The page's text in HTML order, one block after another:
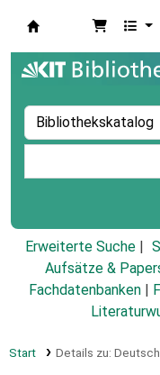
Erweiterte Suche
Aufsätze &
Fachdatenbanken
Start Details zu: